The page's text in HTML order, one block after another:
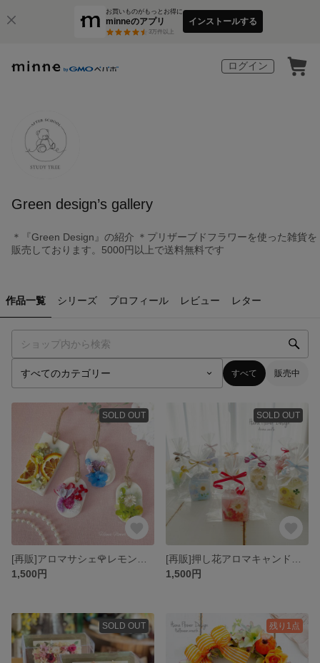
お買いものがもっとお得に
minneのアプリ
3万件以上
インストールする
ログイン
Green design’s gallery
＊『Green Design』の紹介 ＊プリザーブドフラワーを使った雑貨を
販売しております。5000円以上で送料無料です
作品一覧 シリーズ プロフィール レビュー レター
すべて 販売中
SOLD OUT
1,500円
SOLD OUT
1,500円
SOLD OUT 残り1点